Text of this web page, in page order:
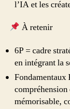
l’IA et les
À retenir
6P = cadre
en intégrant la
Fondamentaux
mémorisable,